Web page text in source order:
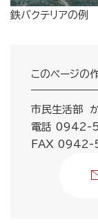
鉄バクテリアの例
このページの
市民生活部
電話 0942-
FAX